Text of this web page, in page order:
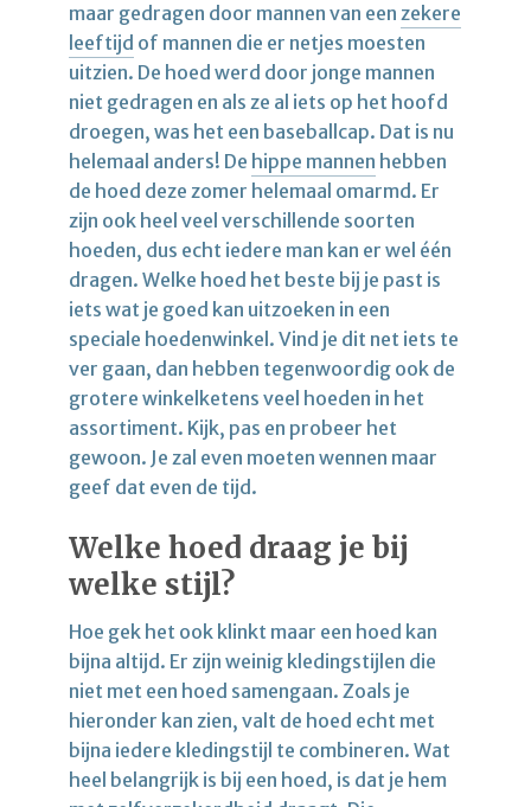
maar gedragen door mannen van een zekere
leeftijd of mannen die er netjes moesten
uitzien. De hoed werd door jonge mannen
niet gedragen en als ze al iets op het hoofd
droegen, was het een baseballcap. Dat is nu
helemaal anders! De hippe mannen hebben
de hoed deze zomer helemaal omarmd. Er
zijn ook heel veel verschillende soorten
hoeden, dus echt iedere man kan er wel één
dragen. Welke hoed het beste bij je past is
iets wat je goed kan uitzoeken in een
speciale hoedenwinkel. Vind je dit net iets te
ver gaan, dan hebben tegenwoordig ook de
grotere winkelketens veel hoeden in het
assortiment. Kijk, pas en probeer het
gewoon. Je zal even moeten wennen maar
geef dat even de tijd.
Welke hoed draag je bij
welke stijl?
Hoe gek het ook klinkt maar een hoed kan
bijna altijd. Er zijn weinig kledingstijlen die
niet met een hoed samengaan. Zoals je
hieronder kan zien, valt de hoed echt met
bijna iedere kledingstijl te combineren. Wat
heel belangrijk is bij een hoed, is dat je hem